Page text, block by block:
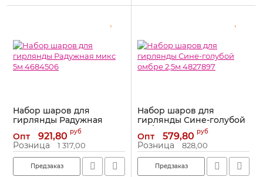
Набор шаров для
гирлянды Радужная
микс 5м 4684506
Артикул: 4684506
Опт 921,80 руб
Розница 1 317,00
Предзаказ
Набор шаров для
гирлянды Сине-голубой
омбре 2,5м 4827897
Артикул: 4684506
Опт 579,80 руб
Розница 828,00
Предзаказ